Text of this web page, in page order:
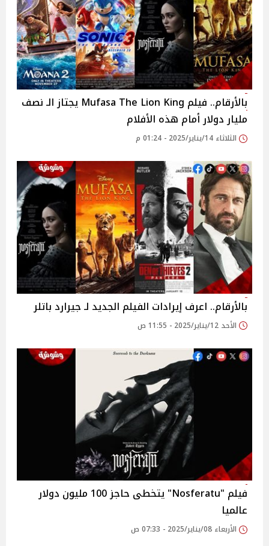
بالأرقام.. فيلم Mufasa The Lion King يجتاز الـ نصف
مليار دولار أمام هذه الأفلام
الثلاثاء 14/يناير/2025 - 01:24 م
بالأرقام.. اعرف إيرادات الفيلم الجديد لـ جيرارد باتلر
الأحد 12/يناير/2025 - 11:55 ص
فيلم "Nosferatu" يتخطى حاجز 100 مليون دولار
عالميا
الأربعاء 08/يناير/2025 - 07:33 ص